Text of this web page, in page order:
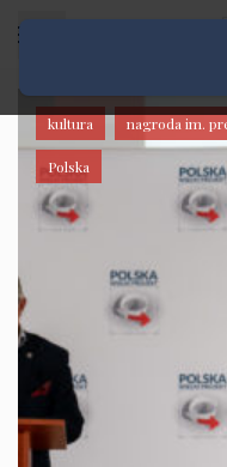
kultura nagroda im.
Polska